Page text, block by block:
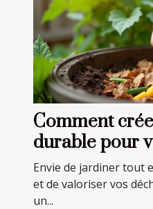
Comment
durable pour
Envie de jardiner tout
et de valoriser vos
un...